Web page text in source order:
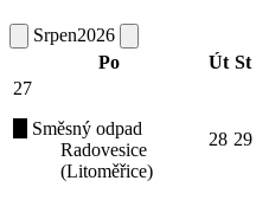
Srpen2026
Po
Út St
27
Směsný odpad
Radovesice
(Litoměřice)
28 29